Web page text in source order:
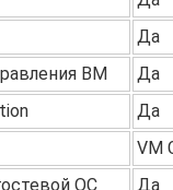
Да
ВМ
Да
Да
VM
ОС
Да